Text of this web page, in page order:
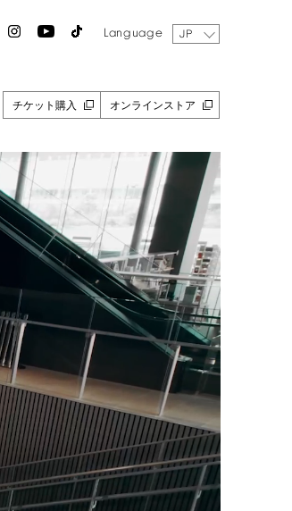
Language JP
チケット購入 オンラインストア